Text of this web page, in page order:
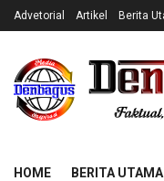
Advetorial Artikel Berita
HOME BERITA UTAMA